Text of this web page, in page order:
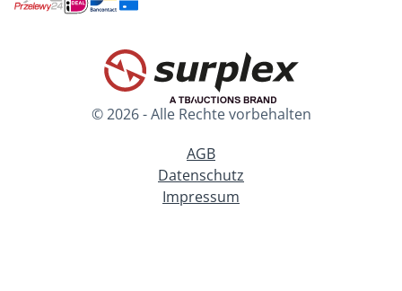
© 2026 - Alle Rechte vorbehalten
AGB
Datenschutz
Impressum